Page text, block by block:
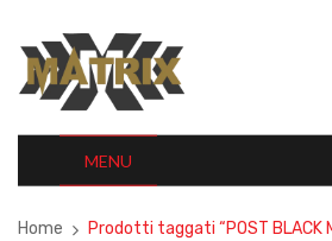
MENU
Home Prodotti taggati “POST BLACK